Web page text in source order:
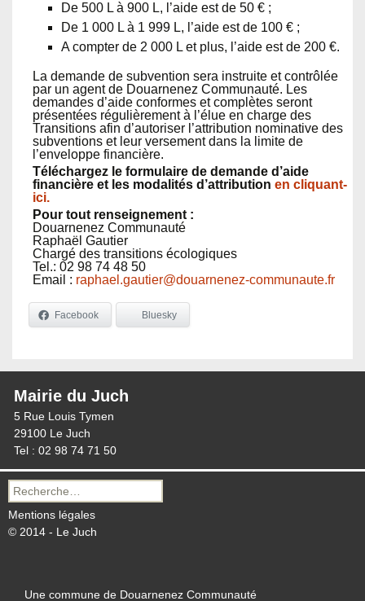
De 500 L à 900 L, l’aide est de 50 € ;
De 1 000 L à 1 999 L, l’aide est de 100 € ;
A compter de 2 000 L et plus, l’aide est de 200 €.
La demande de subvention sera instruite et contrôlée
par un agent de Douarnenez Communauté. Les
demandes d’aide conformes et complètes seront
présentées régulièrement à l’élue en charge des
Transitions afin d’autoriser l’attribution nominative des
subventions et leur versement dans la limite de
l’enveloppe financière.
Téléchargez le formulaire de demande d’aide
financière et les modalités d’attribution en cliquant-
ici.
Pour tout renseignement :
Douarnenez Communauté
Raphaël Gautier
Chargé des transitions écologiques
Tel.: 02 98 74 48 50
Email : raphael.gautier@douarnenez-communaute.fr
Facebook Bluesky
Mairie du Juch
5 Rue Louis Tymen
29100 Le Juch
Tel : 02 98 74 71 50
Recherche
pour :
Mentions légales
© 2014 - Le Juch
Une commune de Douarnenez Communauté